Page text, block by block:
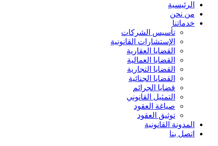
الرئيسية
من نحن
خدماتنا
تأسيس الشركات
الإستشارات القانونية
القضايا العقارية
القضايا العمالية
القضايا التجارية
القضايا الجنائية
قضايا الجرائم
التمثيل القانوني
صياغة العقود
توثيق العقود
المدونة القانونية
اتصل بنا